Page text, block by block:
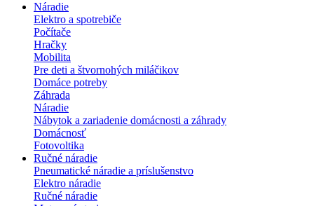
Náradie
Elektro a spotrebiče
Počítače
Hračky
Mobilita
Pre deti a štvornohých miláčikov
Domáce potreby
Záhrada
Náradie
Nábytok a zariadenie domácnosti a záhrady
Domácnosť
Fotovoltika
Ručné náradie
Pneumatické náradie a príslušenstvo
Elektro náradie
Ručné náradie